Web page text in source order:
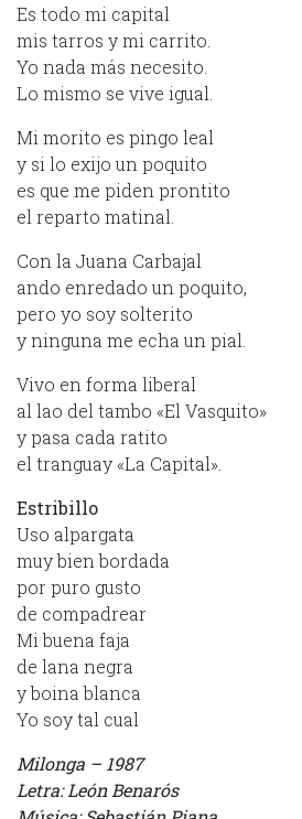
Es todo mi capital
mis tarros y mi carrito.
Yo nada más necesito.
Lo mismo se vive igual.
Mi morito es pingo leal
y si lo exijo un poquito
es que me piden prontito
el reparto matinal.
Con la Juana Carbajal
ando enredado un poquito,
pero yo soy solterito
y ninguna me echa un pial.
Vivo en forma liberal
al lao del tambo «El Vasquito»
y pasa cada ratito
el tranguay «La Capital».
Estribillo
Uso alpargata
muy bien bordada
por puro gusto
de compadrear
Mi buena faja
de lana negra
y boina blanca
Yo soy tal cual
Milonga – 1987
Letra: León Benarós